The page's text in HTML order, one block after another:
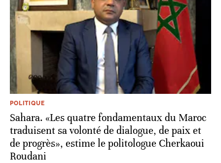
POLITIQUE
Sahara. «Les quatre fondamentaux du Maroc
traduisent sa volonté de dialogue, de paix et
de progrès», estime le politologue Cherkaoui
Roudani